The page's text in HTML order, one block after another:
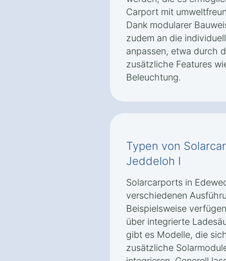
Carport mit
Dank modularer
zudem an die
anpassen, etwa durch
zusätzliche Features
Beleuchtung.
Typen von
Jeddeloh I
Solarcarports in
verschiedenen
Beispielsweise
über integrierte
gibt es Modelle, die
zusätzliche